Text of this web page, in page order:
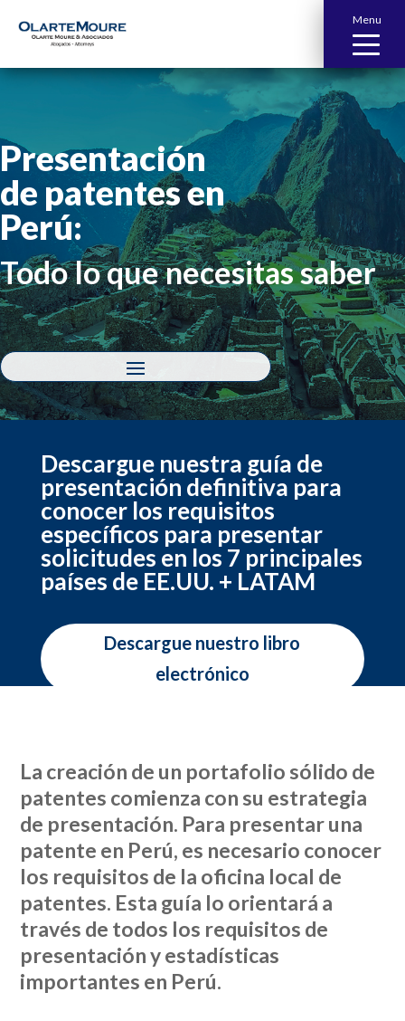
Menu
Presentación
de patentes en
Perú:
Todo lo que necesitas saber
Descargue nuestra guía de
presentación definitiva para
conocer los requisitos
específicos para presentar
solicitudes en los 7 principales
países de EE.UU. + LATAM
Descargue nuestro libro
electrónico
La creación de un portafolio sólido de
patentes comienza con su estrategia
de presentación. Para presentar una
patente en Perú, es necesario conocer
los requisitos de la oficina local de
patentes. Esta guía lo orientará a
través de todos los requisitos de
presentación y estadísticas
importantes en Perú.